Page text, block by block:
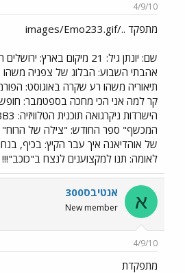
4/9/10
מתפקד ../images/Emo233.gif
שם: יונתן גיל: 21 מיקום
אהבתי השבוע: הבלוג של צפניה משהו
תיאוריה משהו רע שקרה באוגוסט:
קר למה אני הכי מחכה בספטמבר:
המכשף" ספר החודש: "צילה של הרוח"
של אוהדיאנה איך עבר הקיץ: בכיף,
לאומה: תנו למקצוענים לנצח ב"כוכב"!!!
א אנטיבס300
New member
4/9/10
מתפקדת